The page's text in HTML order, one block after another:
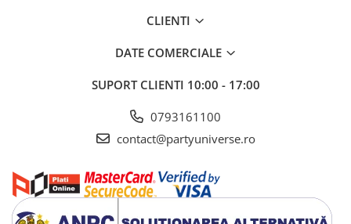
CLIENTI
DATE COMERCIALE
SUPORT CLIENTI 10:00 - 17:00
0793161100
contact@partyuniverse.ro